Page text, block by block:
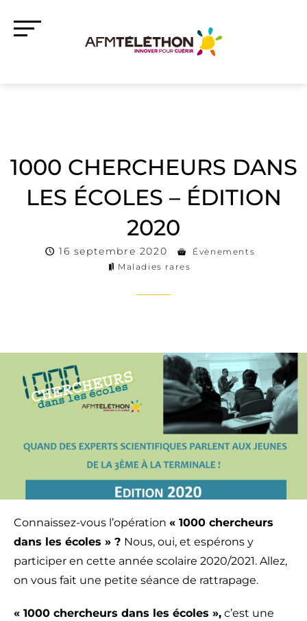
1000 CHERCHEURS DANS
LES ÉCOLES – ÉDITION
2020
16 septembre 2020
Évènements
Maladies rares
Connaissez-vous l’opération « 1000 chercheurs
dans les écoles » ? Nous, oui, et espérons y
participer en cette année scolaire 2020/2021. Allez,
on vous fait une petite séance de rattrapage.
« 1000 chercheurs dans les écoles », c’est une